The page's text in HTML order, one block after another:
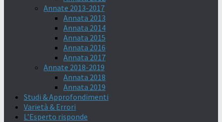
Annate 2013-2017
Annata 2013
Annata 2014
Annata 2015
Annata 2016
Annata 2017
Annate 2018-2019
Annata 2018
Annata 2019
Studi & Approfondimenti
Varietà & Errori
L’Esperto risponde